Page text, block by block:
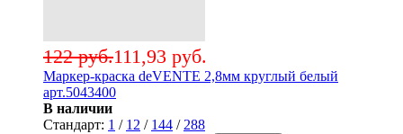
111,93 руб.
122 руб.
Маркер-краска deVENTE 2,8мм круглый белый
арт.5043400
В наличии
Стандарт: 1 / 12 / 144 / 288